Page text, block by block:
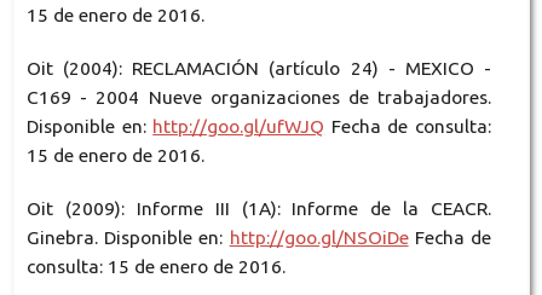
15 de enero de 2016.
Oit (2004): RECLAMACIÓN (artículo 24) - MEXICO -
C169 - 2004 Nueve organizaciones de trabajadores.
Disponible en: http://goo.gl/ufWJQ Fecha de consulta:
15 de enero de 2016.
Oit (2009): Informe III (1A): Informe de la CEACR.
Ginebra. Disponible en: http://goo.gl/NSOiDeFecha de
consulta: 15 de enero de 2016.